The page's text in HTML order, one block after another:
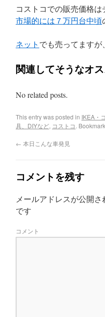
コストコでの販売価格は
市場的には７万円台中頃
ネット でも売ってますが
関連してそうなオ
No related posts.
This entry was posted in IKEA・
具、DIYなど, コストコ.
← 本日こんな車発見
コメントを残す
メールアドレスが公開さ
です
コメント